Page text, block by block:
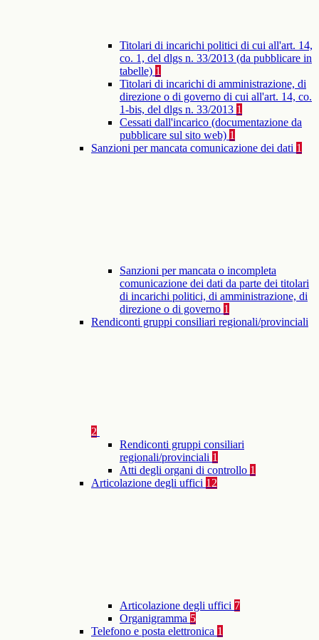
Titolari di incarichi politici di cui all'art. 14,
co. 1, del dlgs n. 33/2013 (da pubblicare in
tabelle) 1
Titolari di incarichi di amministrazione, di
direzione o di governo di cui all'art. 14, co.
1-bis, del dlgs n. 33/2013 1
Cessati dall'incarico (documentazione da
pubblicare sul sito web) 1
Sanzioni per mancata comunicazione dei dati 1
Sanzioni per mancata o incompleta
comunicazione dei dati da parte dei titolari
di incarichi politici, di amministrazione, di
direzione o di governo 1
Rendiconti gruppi consiliari regionali/provinciali
2
Rendiconti gruppi consiliari
regionali/provinciali 1
Atti degli organi di controllo 1
Articolazione degli uffici 12
Articolazione degli uffici 7
Organigramma 5
Telefono e posta elettronica 1